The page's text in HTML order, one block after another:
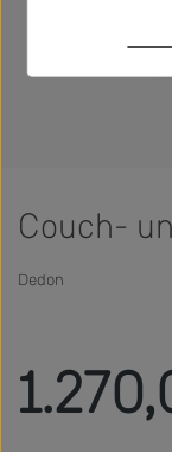
Couch-
Dedon